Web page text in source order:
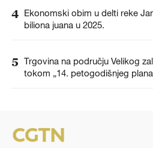
4 Ekonomski obim u delti reke
biliona juana u 2025.
5 Trgovina na području Velikog
tokom „14. petogodišnjeg